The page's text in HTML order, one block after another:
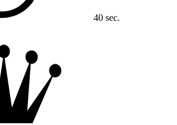
40 sec.